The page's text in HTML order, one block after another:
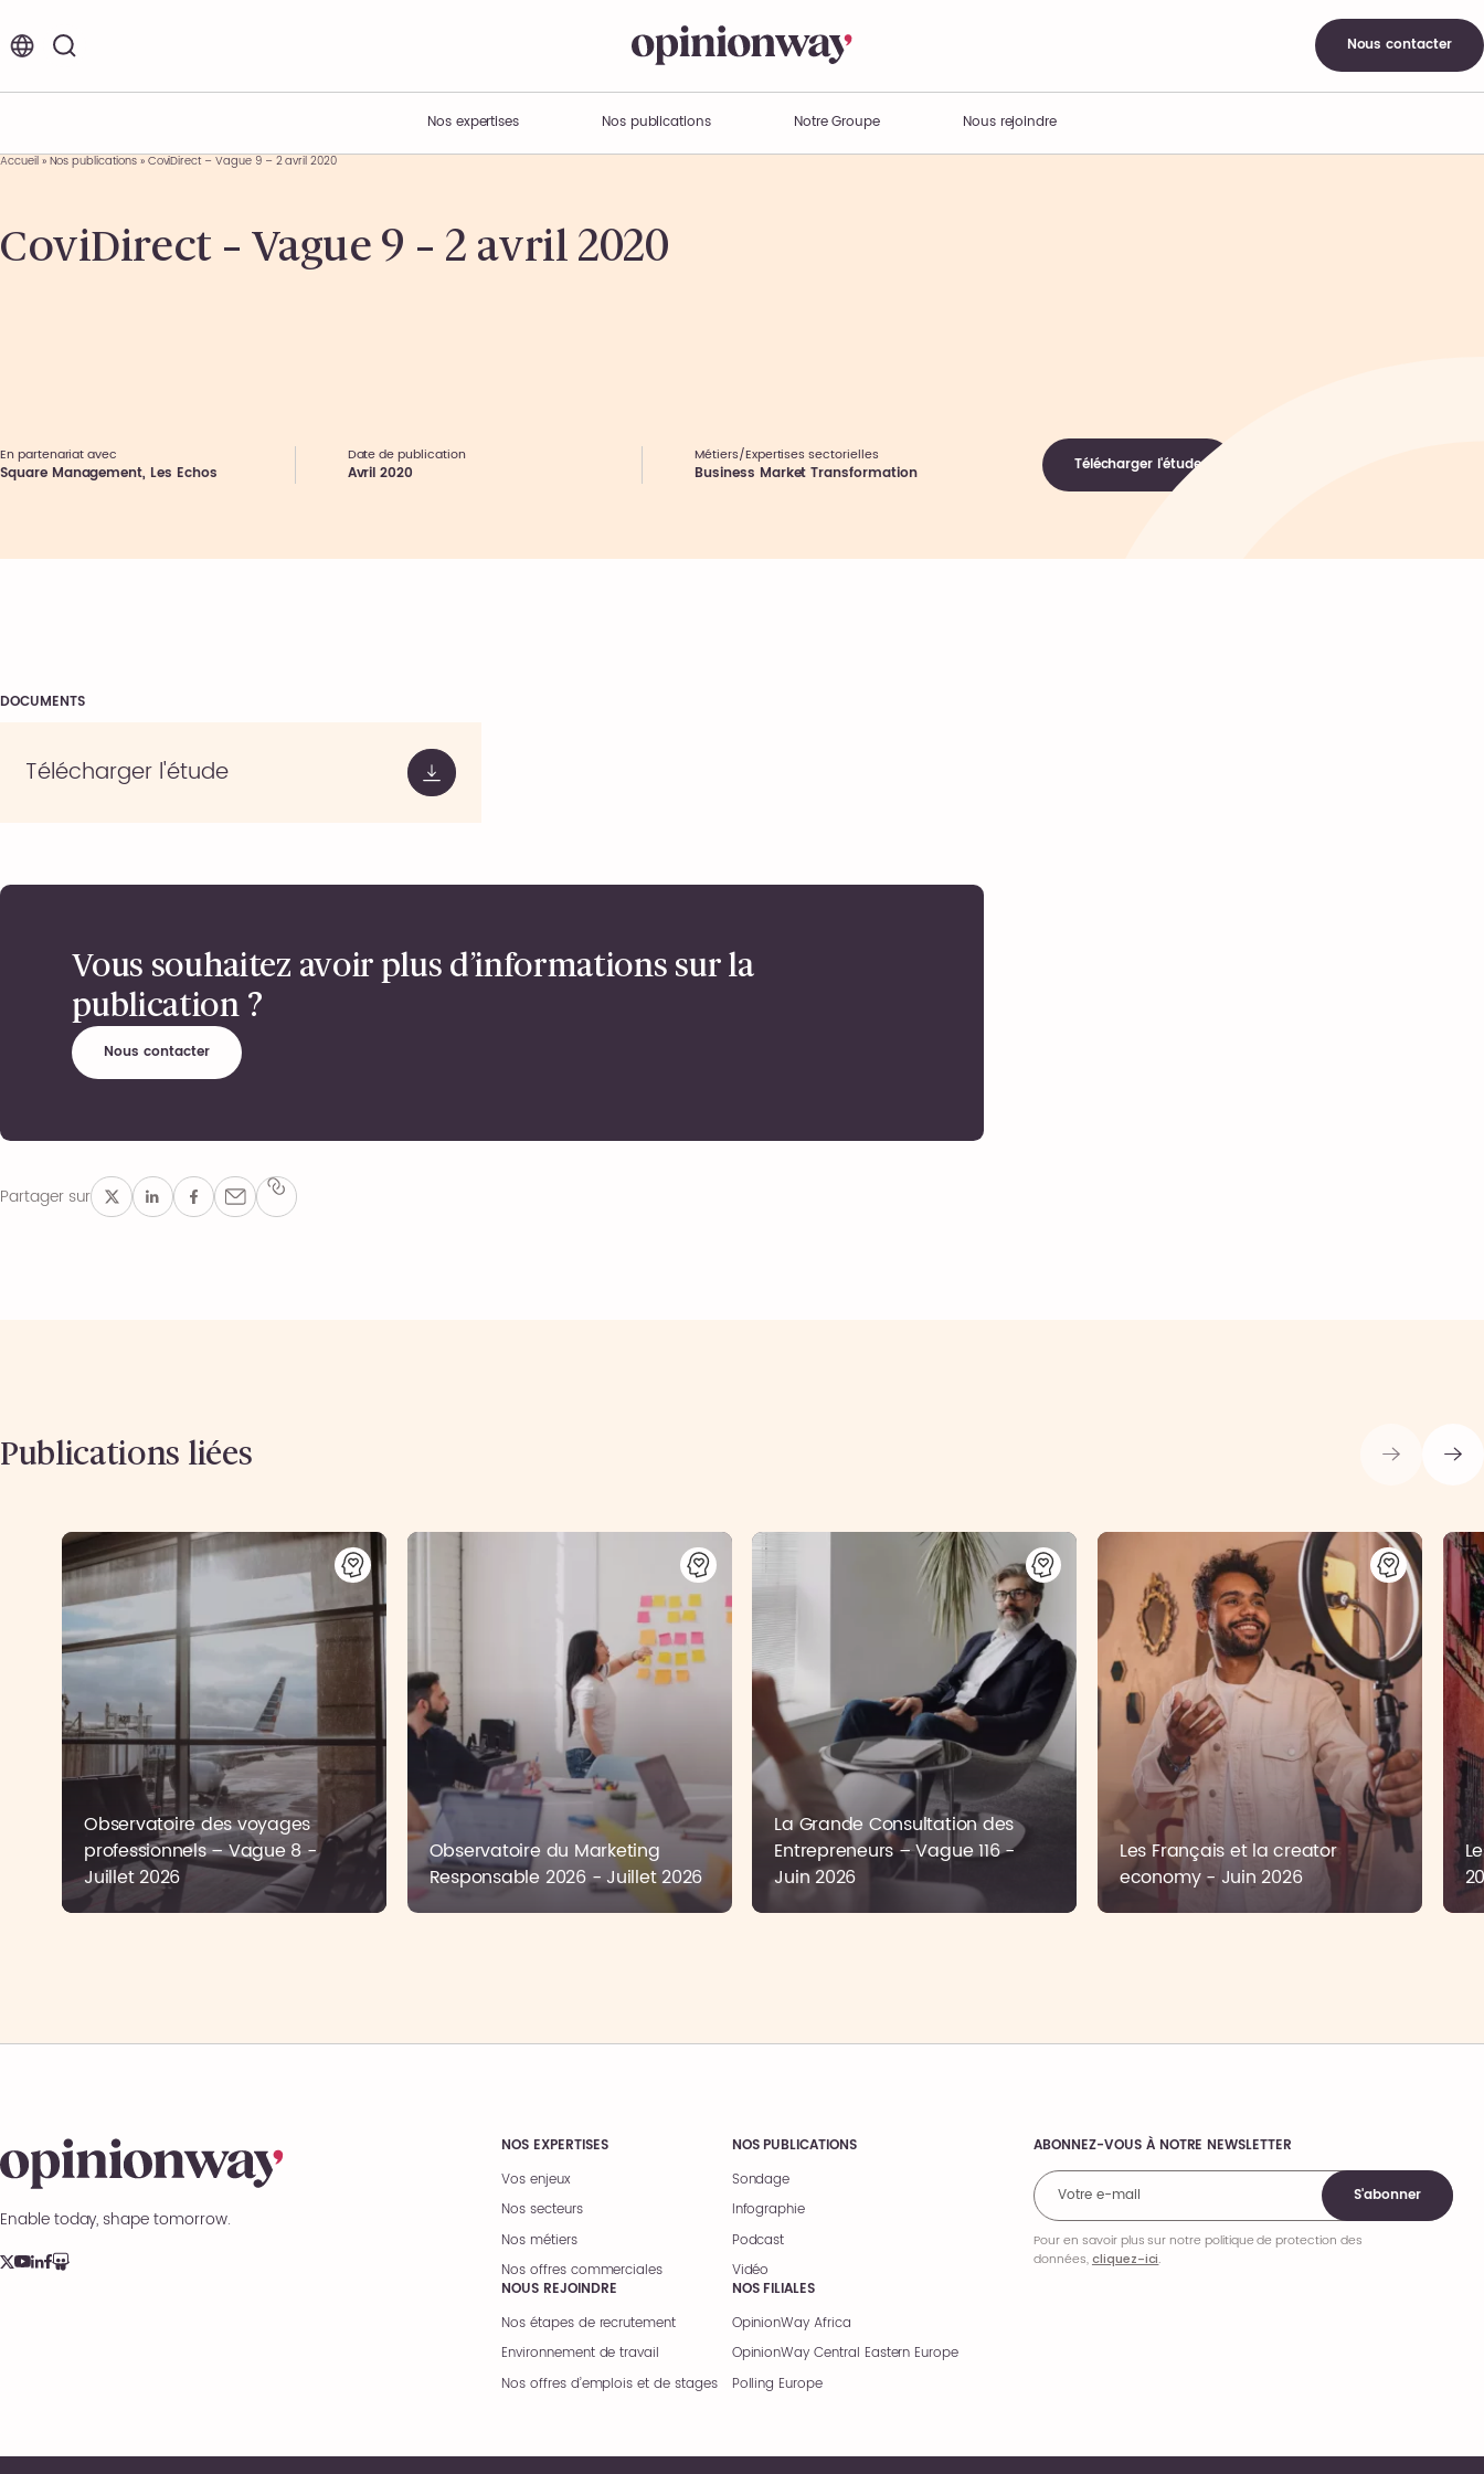
Nous contacter
Nos expertises
Vos enjeux
Expertises métiers
Nos publications Notre Groupe
Acteur de l’innovation
Présentation du Groupe
Nous rejoindre
Nos offres d’emplois et de stages
Environnement de travail
Accueil»Nos publications»CoviDirect – Vague 9 – 2 avril 2020
CoviDirect – Vague 9 – 2 avril 2020
En partenariat avec
Square Management, Les Echos
Date de publication
Avril 2020
Métiers/Expertises sectorielles
Business Market Transformation Télécharger l'étude
DOCUMENTS
Télécharger l'étude
Vous souhaitez avoir plus d’informations sur la
publication ?
Nous contacter
Partager sur
Publications liées
Observatoire des voyages
professionnels – Vague 8 -
Juillet 2026
Observatoire du Marketing
Responsable 2026 - Juillet 2026
La Grande Consultation des
Entrepreneurs – Vague 116 -
Juin 2026
Les Français et la creator
economy - Juin 2026
Enable today, shape tomorrow.
NOS EXPERTISES
Vos enjeux
Nos secteurs
Nos métiers
Nos offres commerciales
NOS PUBLICATIONS
Sondage
Infographie
Podcast
Vidéo
NOUS REJOINDRE
Nos étapes de recrutement
Environnement de travail
Nos offres d’emplois et de stages
NOS FILIALES
OpinionWay Africa
OpinionWay Central Eastern Europe
Polling Europe
Comments
ABONNEZ-VOUS À NOTRE NEWSLETTER
S'abonner
Pour en savoir plus sur notre politique de protection des
données,cliquez-ici.